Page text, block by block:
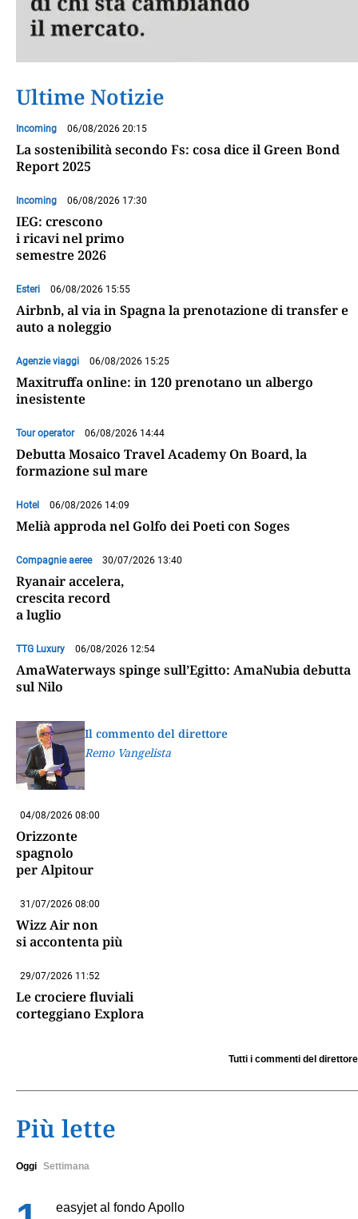
Ultime Notizie
Incoming 06/08/2026 20:15
La sostenibilità secondo Fs: cosa dice il Green Bond
Report 2025
Incoming 06/08/2026 17:30
IEG: crescono
i ricavi nel primo
semestre 2026
Esteri 06/08/2026 15:55
Airbnb, al via in Spagna la prenotazione di transfer e
auto a noleggio
Agenzie viaggi 06/08/2026 15:25
Maxitruffa online: in 120 prenotano un albergo
inesistente
Tour operator 06/08/2026 14:44
Debutta Mosaico Travel Academy On Board, la
formazione sul mare
Hotel 06/08/2026 14:09
Melià approda nel Golfo dei Poeti con Soges
Compagnie aeree 30/07/2026 13:40
Ryanair accelera,
crescita record
a luglio
TTG Luxury 06/08/2026 12:54
AmaWaterways spinge sull’Egitto: AmaNubia debutta
sul Nilo
Il commento del direttore
Remo Vangelista
04/08/2026 08:00
Orizzonte
spagnolo
per Alpitour
31/07/2026 08:00
Wizz Air non
si accontenta più
29/07/2026 11:52
Le crociere fluviali
corteggiano Explora
Tutti i commenti del direttore
Più lette
Oggi Settimana
easyjet al fondo Apollo